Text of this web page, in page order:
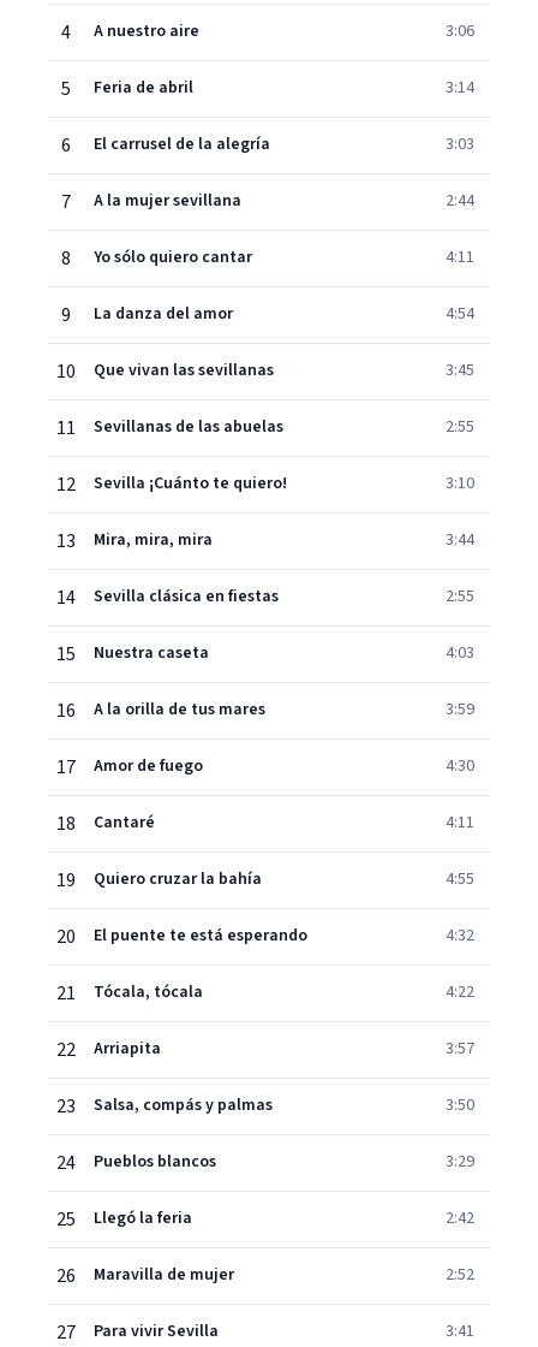
4 A nuestro aire 3:06
5 Feria de abril 3:14
6 El carrusel de la alegría 3:03
7 A la mujer sevillana 2:44
8 Yo sólo quiero cantar 4:11
9 La danza del amor 4:54
10 Que vivan las sevillanas 3:45
11 Sevillanas de las abuelas 2:55
12 Sevilla ¡Cuánto te quiero! 3:10
13 Mira, mira, mira 3:44
14 Sevilla clásica en fiestas 2:55
15 Nuestra caseta 4:03
16 A la orilla de tus mares 3:59
17 Amor de fuego 4:30
18 Cantaré 4:11
19 Quiero cruzar la bahía 4:55
20 El puente te está esperando 4:32
21 Tócala, tócala 4:22
22 Arriapita 3:57
23 Salsa, compás y palmas 3:50
24 Pueblos blancos 3:29
25 Llegó la feria 2:42
26 Maravilla de mujer 2:52
27 Para vivir Sevilla 3:41